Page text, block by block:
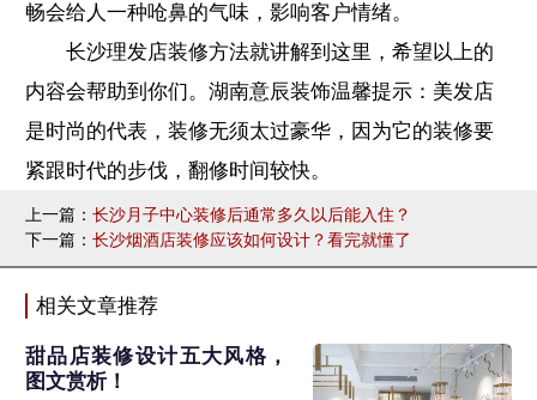
畅会给人一种呛鼻的气味，影响客户情绪。
长沙理发店装修方法就讲解到这里，希望以上的
内容会帮助到你们。 湖南意辰装饰温馨提示：美发店
是时尚的代表，装修无须太过豪华，因为它的装修要
紧跟时代的步伐，翻修时间较快。
上一篇： 长沙月子中心装修后通常多久以后能入住？
下一篇： 长沙烟酒店装修应该如何设计？看完就懂了
相关文章推荐
甜品店装修设计五大风格，
图文赏析！